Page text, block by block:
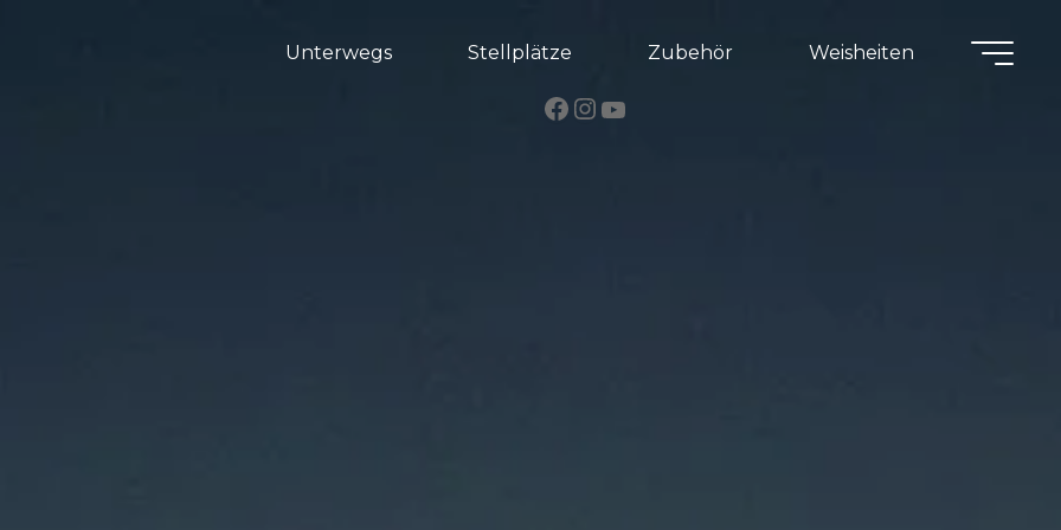
Unterwegs Stellplätze Zubehör Weisheiten
Facebook
Instagram
YouTube